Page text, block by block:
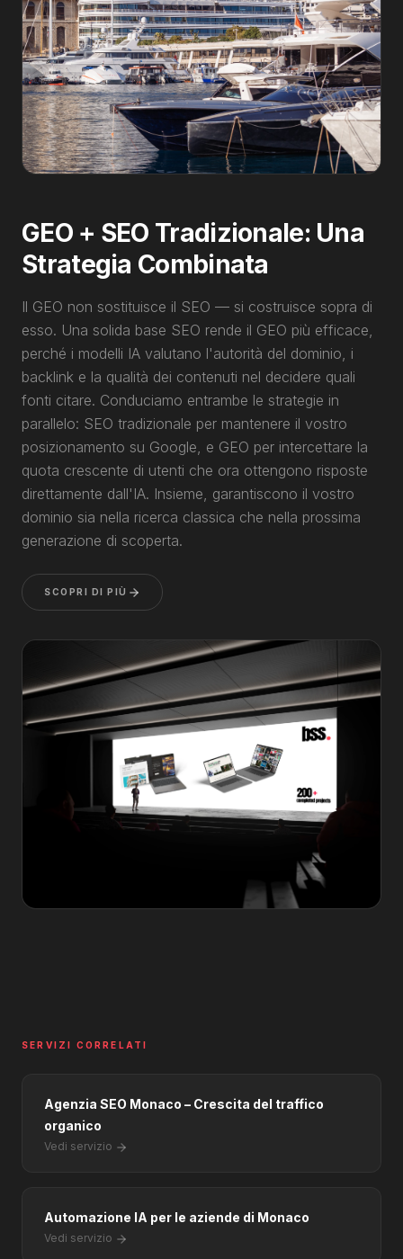
GEO + SEO Tradizionale: Una
Strategia Combinata
Il GEO non sostituisce il SEO — si costruisce sopra di
esso. Una solida base SEO rende il GEO più efficace,
perché i modelli IA valutano l'autorità del dominio, i
backlink e la qualità dei contenuti nel decidere quali
fonti citare. Conduciamo entrambe le strategie in
parallelo: SEO tradizionale per mantenere il vostro
posizionamento su Google, e GEO per intercettare la
quota crescente di utenti che ora ottengono risposte
direttamente dall'IA. Insieme, garantiscono il vostro
dominio sia nella ricerca classica che nella prossima
generazione di scoperta.
SCOPRI DI PIÙ
SERVIZI CORRELATI
Agenzia SEO Monaco – Crescita del traffico
organico
Vedi servizio
Automazione IA per le aziende di Monaco
Vedi servizio